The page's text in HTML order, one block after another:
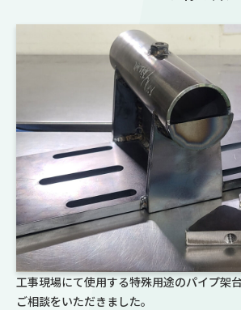
工事現場にて使用する特殊用途のパイプ架
ご相談をいただきました。